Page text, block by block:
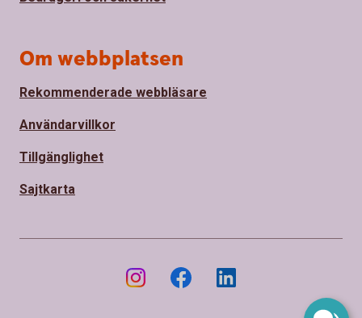
Om webbplatsen
Rekommenderade webbläsare
Användarvillkor
Tillgänglighet
Sajtkarta